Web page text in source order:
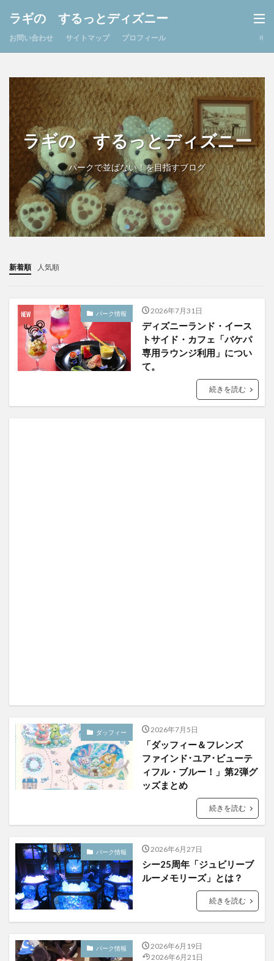
ラギの するっとディズニー
お問い合わせ サイトマップ プロフィール
ラギの するっとディズニー
パークで並ばない！を目指すブログ
新着順 人気順
パーク情報 2026年7月31日
ディズニーランド・イース
トサイド・カフェ「バケパ
専用ラウンジ利用」につい
て。
続きを読む
ダッフィー 2026年7月5日
「ダッフィー＆フレンズ
ファインド･ユア･ビューテ
ィフル・ブルー！」第2弾グ
ッズまとめ
続きを読む
パーク情報 2026年6月27日
シー25周年「ジュビリーブ
ルーメモリーズ」とは？
続きを読む
パーク情報
2026年6月19日
2026年6月21日